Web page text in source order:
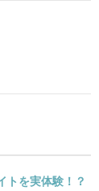
トを実体験！？